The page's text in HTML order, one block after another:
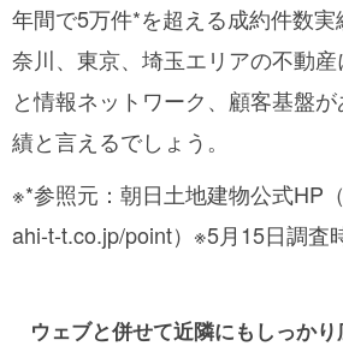
年間で5万件*を超える成約件数
奈川、東京、埼玉エリアの不動
と情報ネットワーク、顧客基盤
績と言えるでしょう。
※*参照元：朝日土地建物公式HP
ahi-t-t.co.jp/point） ※5月15日調査
ウェブと併せて近隣にもしっかり